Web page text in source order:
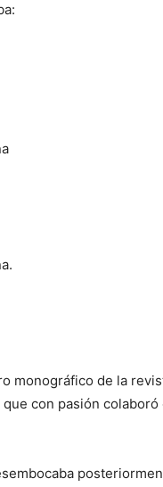
monográfico de la
con pasión